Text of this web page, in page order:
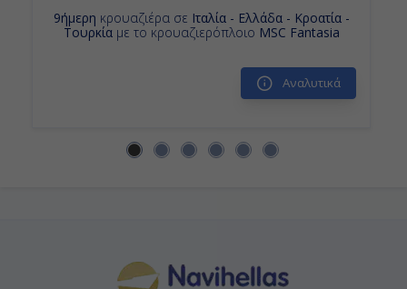
9ήμερη κρουαζιέρα σε Ιταλία - Ελλάδα - Κροατία -
Τουρκίαμε το κρουαζιερόπλοιο MSC Fantasia
Αναλυτικά